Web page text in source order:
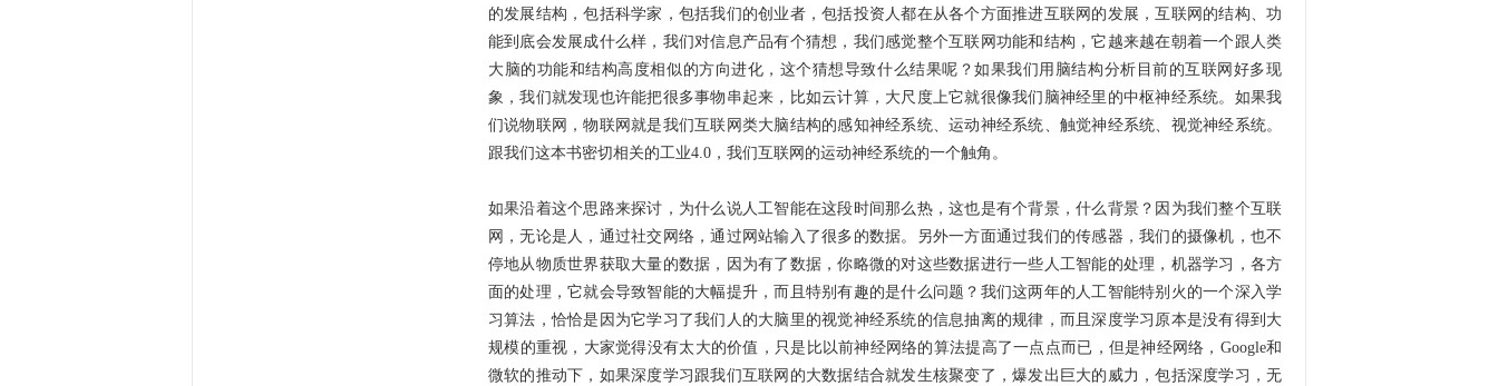
的发展结构，包括科学家，包括我们的创业者，包括投资人都在从各个方面推进互联网的发展，互联网的结构、功
能到底会发展成什么样，我们对信息产品有个猜想，我们感觉整个互联网功能和结构，它越来越在朝着一个跟人类
大脑的功能和结构高度相似的方向进化，这个猜想导致什么结果呢？如果我们用脑结构分析目前的互联网好多现
象，我们就发现也许能把很多事物串起来，比如云计算，大尺度上它就很像我们脑神经里的中枢神经系统。如果我
们说物联网，物联网就是我们互联网类大脑结构的感知神经系统、运动神经系统、触觉神经系统、视觉神经系统。
跟我们这本书密切相关的工业4.0，我们互联网的运动神经系统的一个触角。
如果沿着这个思路来探讨，为什么说人工智能在这段时间那么热，这也是有个背景，什么背景？因为我们整个互联
网，无论是人，通过社交网络，通过网站输入了很多的数据。另外一方面通过我们的传感器，我们的摄像机，也不
停地从物质世界获取大量的数据，因为有了数据，你略微的对这些数据进行一些人工智能的处理，机器学习，各方
面的处理，它就会导致智能的大幅提升，而且特别有趣的是什么问题？我们这两年的人工智能特别火的一个深入学
习算法，恰恰是因为它学习了我们人的大脑里的视觉神经系统的信息抽离的规律，而且深度学习原本是没有得到大
规模的重视，大家觉得没有太大的价值，只是比以前神经网络的算法提高了一点点而已，但是神经网络，Google和
微软的推动下，如果深度学习跟我们互联网的大数据结合就发生核聚变了，爆发出巨大的威力，包括深度学习，无